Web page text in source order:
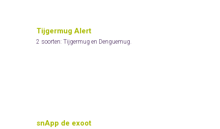
Tijgermug Alert
2 soorten: Tijgermug en Denguemug.
snApp de exoot